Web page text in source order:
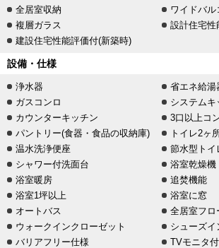
全居室収納
ワイドバル
複層ガラス
設計住宅性
建設住宅性能評価付(新築時)
設備・仕様
浄水器
省エネ給湯
ガスコンロ
システムキ
カウンターキッチン
3口以上コ
パントリー(食器・食品の収納庫)
トイレ2ヶ
温水洗浄便座
節水型トイ
シャワー付洗面台
浴室乾燥機
浴室暖房
追焚機能
浴室1坪以上
浴室に窓
オートバス
全居室フロ
ウォークインクローゼット
シューズイ
バリアフリー仕様
TVモニタ